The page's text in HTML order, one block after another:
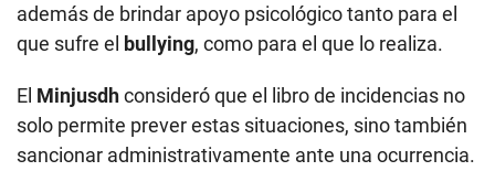
además de brindar apoyo psicológico tanto para el
que sufre el bullying, como para el que lo realiza.
El Minjusdhconsideró que el libro de incidencias no
solo permite prever estas situaciones, sino también
sancionar administrativamente ante una ocurrencia.